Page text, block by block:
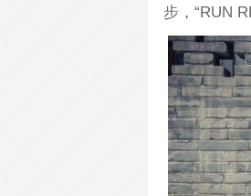
步，“RUN